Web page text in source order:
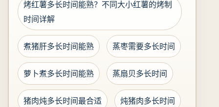
烤红薯多长时间能熟？不同大小红薯的烤制
时间详解
煮猪肝多长时间能熟 蒸枣需要多长时间
萝卜煮多长时间能熟 蒸扇贝多长时间
猪肉炖多长时间最合适 炖猪肉多长时间